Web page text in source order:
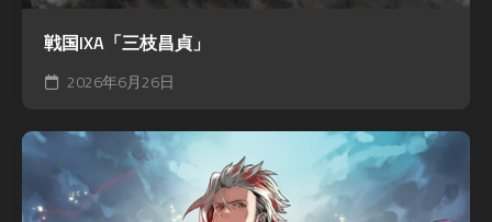
戦国IXA「三枝昌貞」
2026年6月26日